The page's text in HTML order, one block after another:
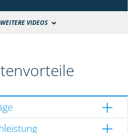
WEITERE VIDEOS